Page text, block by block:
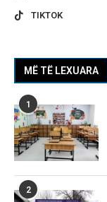
TIKTOK
MË TË LEXUARA
1
2